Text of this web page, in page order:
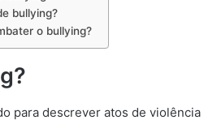
bullying?
o bullying?
para descrever atos de